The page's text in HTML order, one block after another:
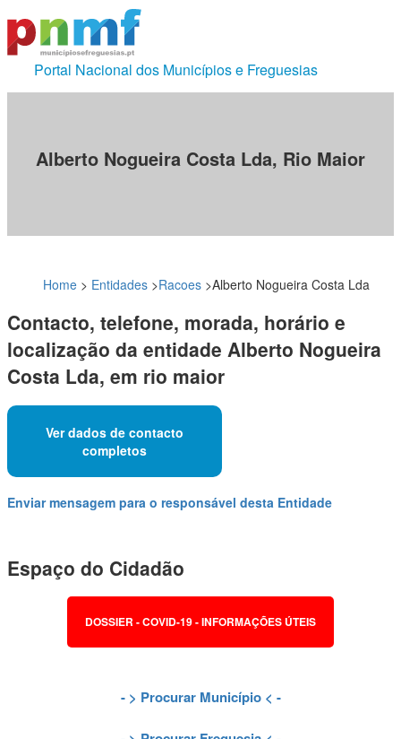
Portal Nacional dos Municípios e Freguesias
Alberto Nogueira Costa Lda, Rio Maior
Home > Entidades >Racoes >Alberto Nogueira Costa Lda
Contacto, telefone, morada, horário e
localização da entidade Alberto Nogueira
Costa Lda, em rio maior
Ver dados de contacto
completos
Enviar mensagem para o responsável desta Entidade
Espaço do Cidadão
DOSSIER - COVID-19 - INFORMAÇÕES ÚTEIS
- > Procurar Município< -